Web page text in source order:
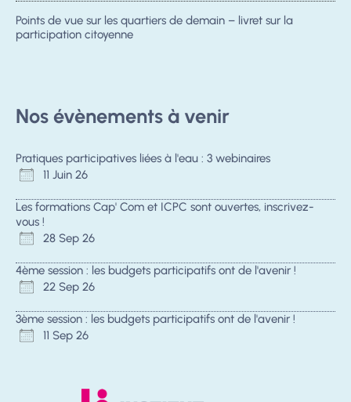
Points de vue sur les quartiers de demain – livret sur la
participation citoyenne
Nos évènements à venir
Pratiques participatives liées à l'eau : 3 webinaires
11 Juin 26
Les formations Cap' Com et ICPC sont ouvertes, inscrivez-
vous !
28 Sep 26
4ème session : les budgets participatifs ont de l'avenir !
22 Sep 26
3ème session : les budgets participatifs ont de l'avenir !
11 Sep 26